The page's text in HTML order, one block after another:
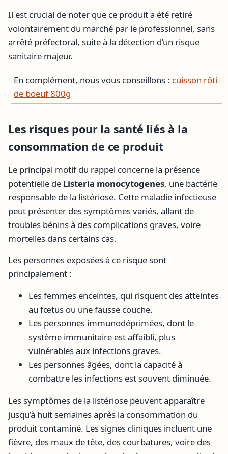
Il est crucial de noter que ce produit a été retiré
volontairement du marché par le professionnel, sans
arrêté préfectoral, suite à la détection d’un risque
sanitaire majeur.
En complément, nous vous conseillons : cuisson rôti
de boeuf 800g
Les risques pour la santé liés à la
consommation de ce produit
Le principal motif du rappel concerne la présence
potentielle de Listeria monocytogenes, une bactérie
responsable de la listériose. Cette maladie infectieuse
peut présenter des symptômes variés, allant de
troubles bénins à des complications graves, voire
mortelles dans certains cas.
Les personnes exposées à ce risque sont
principalement :
Les femmes enceintes, qui risquent des atteintes
au fœtus ou une fausse couche.
Les personnes immunodéprimées, dont le
système immunitaire est affaibli, plus
vulnérables aux infections graves.
Les personnes âgées, dont la capacité à
combattre les infections est souvent diminuée.
Les symptômes de la listériose peuvent apparaître
jusqu’à huit semaines après la consommation du
produit contaminé. Les signes cliniques incluent une
fièvre, des maux de tête, des courbatures, voire des